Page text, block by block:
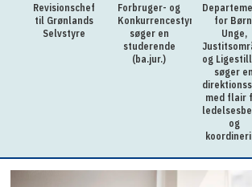
Revisionschef
til Grønlands
Selvstyre
Forbruger- og
Konkurrencestyrelsen
søger en
studerende
(ba.jur.)
for
Unge,
og
søger en
med flair
og